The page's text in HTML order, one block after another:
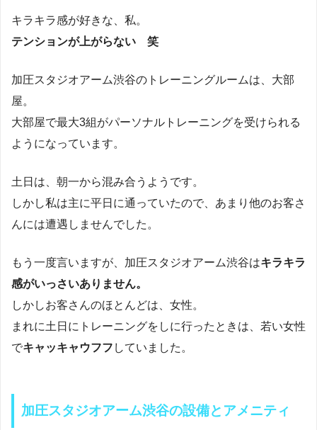
キラキラ感が好きな、私。
テンションが上がらない 笑
加圧スタジオアーム渋谷のトレーニングルームは、大部
屋。
大部屋で最大3組がパーソナルトレーニングを受けられる
ようになっています。
土日は、朝一から混み合うようです。
しかし私は主に平日に通っていたので、あまり他のお客さ
んには遭遇しませんでした。
もう一度言いますが、加圧スタジオアーム渋谷はキラキラ
感がいっさいありません。
しかしお客さんのほとんどは、女性。
まれに土日にトレーニングをしに行ったときは、若い女性
でキャッキャウフフ していました。
加圧スタジオアーム渋谷の設備とアメニティ